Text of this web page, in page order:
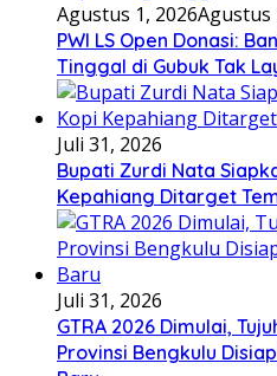
Agustus 1, 2026Agustus
PWI LS Open Donasi:
Tinggal di Gubuk Tak
Juli 31, 2026
Bupati Zurdi Nata
Kepahiang Ditarget
Juli 31, 2026
GTRA 2026 Dimulai,
Provinsi Bengkulu